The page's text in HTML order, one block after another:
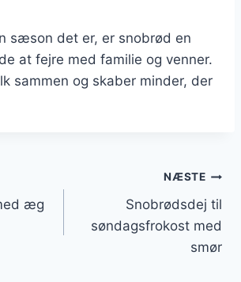
sæson det er, er snobrød en
at fejre med familie og venner.
sammen og skaber minder, der
æg
NÆSTE
Snobrødsdej til
søndagsfrokost med
smør